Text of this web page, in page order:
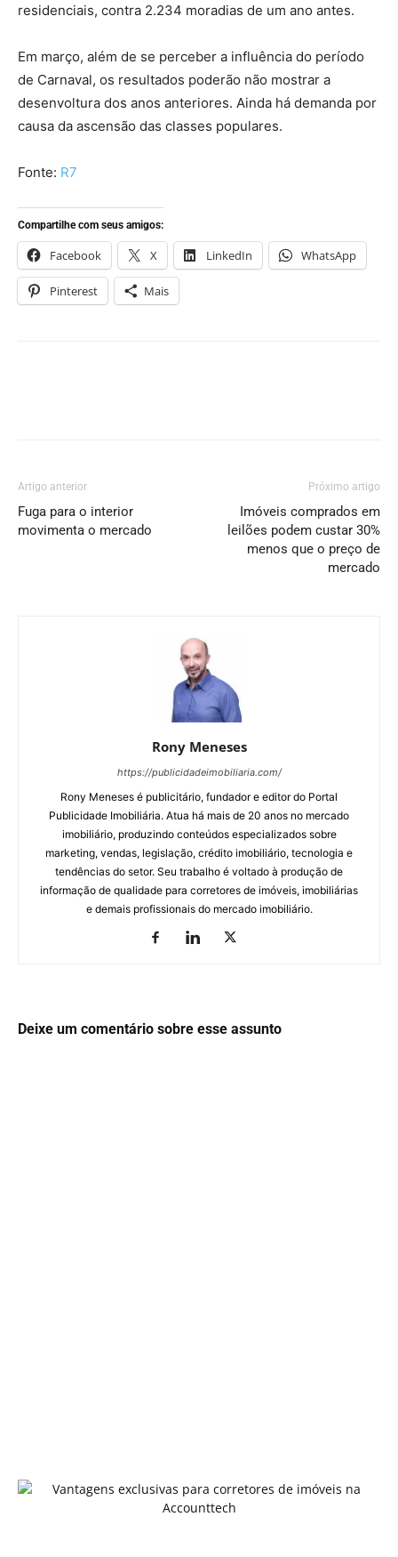
residenciais, contra 2.234 moradias de um ano antes.
Em março, além de se perceber a influência do período
de Carnaval, os resultados poderão não mostrar a
desenvoltura dos anos anteriores. Ainda há demanda por
causa da ascensão das classes populares.
Fonte: R7
Compartilhe com seus amigos:
Facebook X LinkedIn WhatsApp
Pinterest Mais
Artigo anterior
Fuga para o interior
movimenta o mercado
Próximo artigo
Imóveis comprados em
leilões podem custar 30%
menos que o preço de
mercado
Rony Meneses
https://publicidadeimobiliaria.com/
Rony Meneses é publicitário, fundador e editor do Portal
Publicidade Imobiliária. Atua há mais de 20 anos no mercado
imobiliário, produzindo conteúdos especializados sobre
marketing, vendas, legislação, crédito imobiliário, tecnologia e
tendências do setor. Seu trabalho é voltado à produção de
informação de qualidade para corretores de imóveis, imobiliárias
e demais profissionais do mercado imobiliário.
Deixe um comentário sobre esse assunto